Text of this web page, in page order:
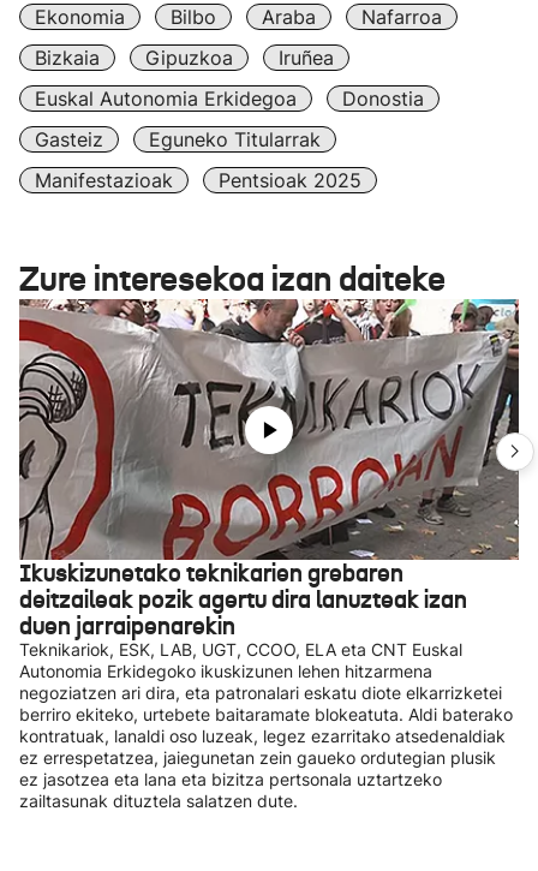
Ekonomia Bilbo Araba
Nafarroa
Bizkaia
Gipuzkoa
Iruñea
Euskal Autonomia Erkidegoa
Donostia
Gasteiz
Eguneko Titularrak
Manifestazioak
Pentsioak 2025
Zure interesekoa izan daiteke
Ikuskizunetako teknikarien grebaren
deitzaileak pozik agertu dira lanuzteak izan
duen jarraipenarekin
Teknikariok, ESK, LAB, UGT, CCOO, ELA eta CNT Euskal
Autonomia Erkidegoko ikuskizunen lehen hitzarmena
negoziatzen ari dira, eta patronalari eskatu diote elkarrizketei
berriro ekiteko, urtebete baitaramate blokeatuta. Aldi baterako
kontratuak, lanaldi oso luzeak, legez ezarritako atsedenaldiak
ez errespetatzea, jaiegunetan zein gaueko ordutegian plusik
ez jasotzea eta lana eta bizitza pertsonala uztartzeko
zailtasunak dituztela salatzen dute.